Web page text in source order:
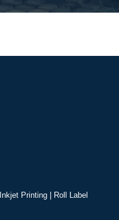
Inkjet Printing
Roll Label